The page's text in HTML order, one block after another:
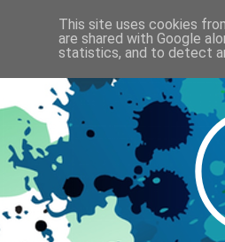
This site uses cookies
are shared with Google
statistics, and to detect